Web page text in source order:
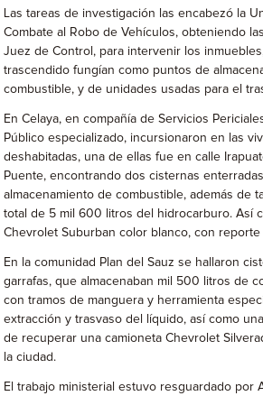
Las tareas de investigación las encabezó la
Combate al Robo de Vehículos, obteniendo
Juez de Control, para intervenir los
trascendido fungían como puntos de
combustible, y de unidades usadas para el
En Celaya, en compañía de Servicios
Público especializado, incursionaron en las
deshabitadas, una de ellas fue en calle
Puente, encontrando dos cisternas
almacenamiento de combustible, además de
total de 5 mil 600 litros del hidrocarburo. Así
Chevrolet Suburban color blanco, con
En la comunidad Plan del Sauz se hallaron
garrafas, que almacenaban mil 500 litros de
con tramos de manguera y herramienta
extracción y trasvaso del líquido, así como
de recuperar una camioneta Chevrolet
la ciudad.
El trabajo ministerial estuvo resguardado por